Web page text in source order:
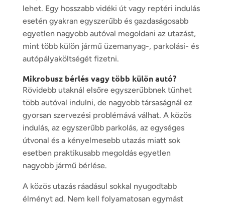
lehet. Egy hosszabb vidéki út vagy reptéri indulás
esetén gyakran egyszerűbb és gazdaságosabb
egyetlen nagyobb autóval megoldani az utazást,
mint több külön jármű üzemanyag-, parkolási- és
autópályaköltségét fizetni.
Mikrobusz bérlés vagy több külön autó?
Rövidebb utaknál elsőre egyszerűbbnek tűnhet
több autóval indulni, de nagyobb társaságnál ez
gyorsan szervezési problémává válhat. A közös
indulás, az egyszerűbb parkolás, az egységes
útvonal és a kényelmesebb utazás miatt sok
esetben praktikusabb megoldás egyetlen
nagyobb jármű bérlése.
A közös utazás ráadásul sokkal nyugodtabb
élményt ad. Nem kell folyamatosan egymást